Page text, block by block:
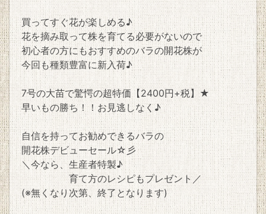
買ってすぐ花が楽しめる♪
花を摘み取って株を育てる必要がないので
初心者の方にもおすすめのバラの開花株が
今回も種類豊富に新入荷♪
7号の大苗で驚愕の超特価【2400円+税】★
早いもの勝ち！！お見逃しなく♪
自信を持ってお勧めできるバラの
開花株デビューセール☆彡
＼今なら、生産者特製♪
育て方のレシピもプレゼント／
(※無くなり次第、終了となります)